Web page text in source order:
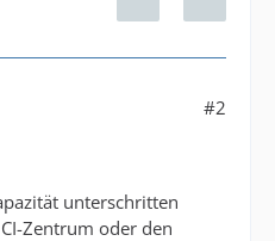
#2
unterschritten
Zentrum oder den